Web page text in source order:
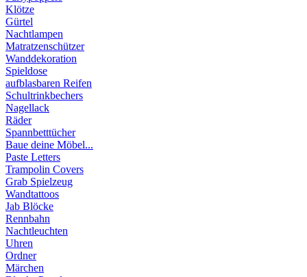
Klötze
Gürtel
Nachtlampen
Matratzenschützer
Wanddekoration
Spieldose
aufblasbaren Reifen
Schultrinkbechers
Nagellack
Räder
Spannbetttücher
Baue deine Möbel...
Paste Letters
Trampolin Covers
Grab Spielzeug
Wandtattoos
Jab Blöcke
Rennbahn
Nachtleuchten
Uhren
Ordner
Märchen